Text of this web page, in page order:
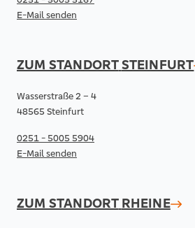
E-Mail senden
ZUM STANDORTSTEINFURT
Wasserstraße 2 – 4
48565 Steinfurt
0251 - 5005 5904
E-Mail senden
ZUM STANDORT RHEINE